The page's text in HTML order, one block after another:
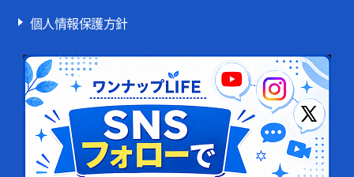
個人情報保護方針